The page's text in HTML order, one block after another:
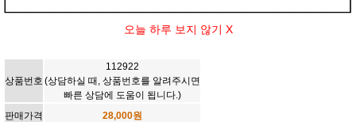
오늘 하루 보지 않기 X
길이 - 2.5M
상품정보 상품평
상품번호
112922
(상담하실 때, 상품번호를 알려주시면
빠른 상담에 도움이 됩니다.)
판매가격
28,000원